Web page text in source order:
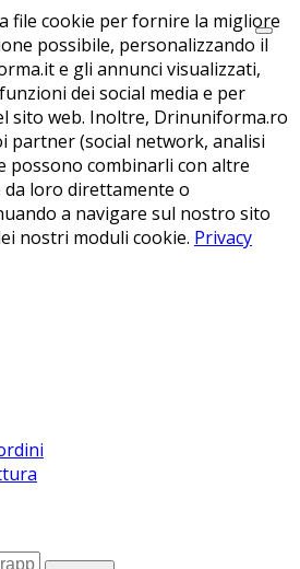
file cookie per fornire la migliore
possibile, personalizzando il
e gli annunci visualizzati,
dei social media e per
sito web. Inoltre, Drinuniforma.ro
partner (social network, analisi
possono combinarli con altre
loro direttamente o
a navigare sul nostro sito
nostri moduli cookie. Privacy